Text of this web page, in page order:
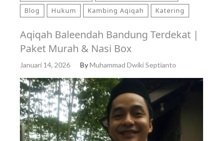
Blog
Hukum Kambing Aqiqah Katering
Aqiqah Baleendah Bandung Terdekat |
Paket Murah & Nasi Box
Januari 14, 2026 ByMuhammad Dwiki Septianto